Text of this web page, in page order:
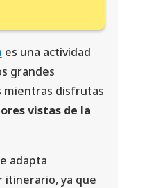
es una actividad
grandes
mientras disfrutas
vistas de la
adapta
itinerario, ya que